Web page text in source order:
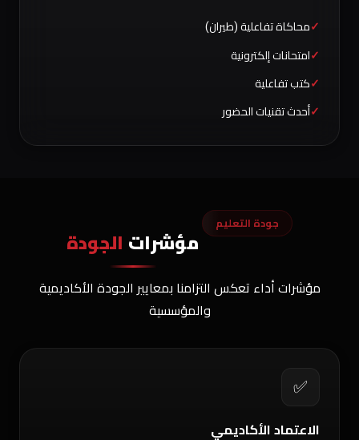
محاكاة تفاعلية (طيران)
امتحانات إلكترونية
كتب تفاعلية
أحدث تقنيات الحضور
جودة التعليم
مؤشرات الجودة
مؤشرات أداء تعكس التزامنا بمعايير الجودة الأكاديمية
والمؤسسية
✅
الاعتماد الأكاديمي